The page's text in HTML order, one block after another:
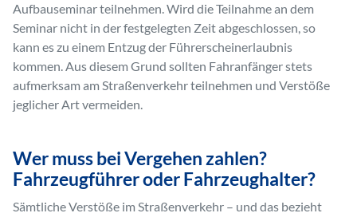
Aufbauseminar teilnehmen. Wird die Teilnahme an dem
Seminar nicht in der festgelegten Zeit abgeschlossen, so
kann es zu einem Entzug der Führerscheinerlaubnis
kommen. Aus diesem Grund sollten Fahranfänger stets
aufmerksam am Straßenverkehr teilnehmen und Verstöße
jeglicher Art vermeiden.
Wer muss bei Vergehen zahlen?
Fahrzeugführer oder Fahrzeughalter?
Sämtliche Verstöße im Straßenverkehr – und das bezieht